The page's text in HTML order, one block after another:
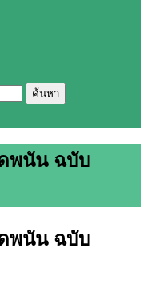
พนัน ฉบับ
พนัน ฉบับ